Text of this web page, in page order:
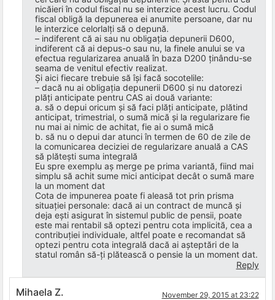
nicăieri în codul fiscal nu se interzice acest lucru. Codul
fiscal obligă la depunerea ei anumite persoane, dar nu
le interzice celorlalți să o depună.
– indiferent că ai sau nu obligația depunerii D600,
indiferent că ai depus-o sau nu, la finele anului se va
efectua regularizarea anuală în baza D200 ținându-se
seama de venitul efectiv realizat.
Și aici fiecare trebuie să își facă socotelile:
– dacă nu ai obligația depunerii D600 și nu datorezi
plăți anticipate pentru CAS ai două variante:
a. să o depui oricum și să faci plăți anticipate, plătind
anticipat, trimestrial, o sumă mică și la regularizare fie
nu mai ai nimic de achitat, fie ai o sumă mică
b. să nu o depui dar atunci în termen de 60 de zile de
la comunicarea deciziei de regularizare anuală a CAS
să plătești suma integrală
Eu spre exemplu aș merge pe prima variantă, fiind mai
simplu să achit sume mici anticipat decât o sumă mare
la un moment dat
Cota de impunerea poate fi aleasă tot prin prisma
situației personale: dacă ai un contract de muncă și
deja ești asigurat în sistemul public de pensii, poate
este mai rentabil să optezi pentru cota implicită, cea a
contribuției individuale, altfel poate e recomandat să
optezi pentru cota integrală dacă ai așteptări de la
statul român să-ți plătească o pensie la un moment dat.
Reply
Mihaela Z. November 29, 2015 at 23:22